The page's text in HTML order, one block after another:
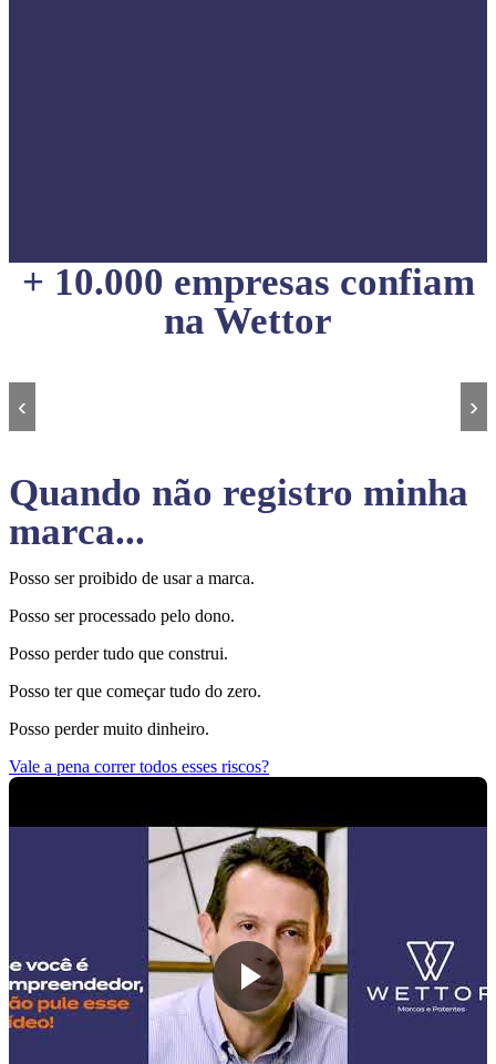
+ 10.000 empresas confiam
na Wettor
‹ ›
Quando não registro minha
marca...
Posso ser proibido de usar a marca.
Posso ser processado pelo dono.
Posso perder tudo que construi.
Posso ter que começar tudo do zero.
Posso perder muito dinheiro.
Vale a pena correr todos esses riscos?